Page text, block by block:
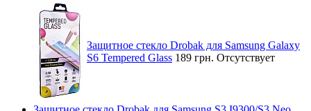
Защитное стекло Drobak для Samsung Galaxy
S6 Tempered Glass 189 грн. Отсутствует